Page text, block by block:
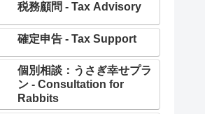
税務顧問 - Tax Advisory
確定申告 - Tax Support
個別相談：うさぎ幸せプラ
ン - Consultation for
Rabbits